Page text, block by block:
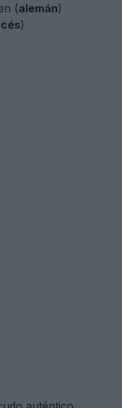
(alemán)
)